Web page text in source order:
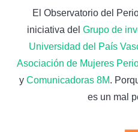
El Observatorio del
iniciativa del Grupo de
Universidad del País
Asociación de Mujeres
y Comunicadoras 8M.
es un mal